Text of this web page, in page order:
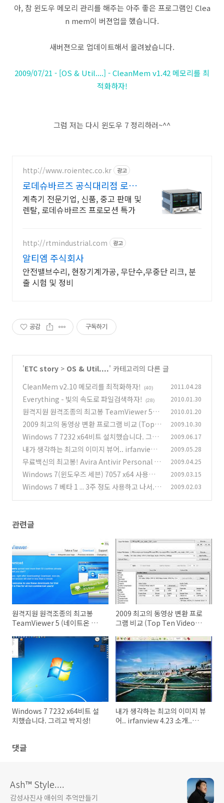
아, 참 윈도우 메모리 관리를 해주는 아주 좋은 프로그램인 Clea
n mem이 버젼업을 했습니다.
새버젼으로 업데이트해서 올려놨습니다.
2009/07/21 - [OS & Util....] - CleanMem v1.42 메모리를 최
적화하자!
그럼 저는 다시 윈도우 7 정리하러~^^
http://www.roientec.co.kr 광고
로데슈바르즈 공식대리점 로이
엔텍
계측기 전문기업, 신품, 중고 판매 및
렌탈, 로데슈바르즈 프로모션 특가
http://rtmindustrial.com 광고
알티엠 주식회사
안전밸브수리, 현장기계가공, 무단수,무중단 리크, 분
출 시험 및 정비
공감 구독하기
'ETC story > OS & Util....' 카테고리의 다른 글
CleanMem v2.10 메모리를 최적화하자!
(40) 2011.04.28
Everything - 빛의 속도로 파일검색하자! (28) 2010.01.30
원격지원 원격조종의 최고봉 TeamViewer 5
(네이트온 원격지원은 저리가라!) (26)
2010.01.20
2009 최고의 동영상 변환 프로그램 비교 (Top T
en Video Converter Comparision) (17)
2009.10.30
Windows 7 7232 x64비트 설치했습니다. 그리
고 박지성! (20)
2009.06.17
내가 생각하는 최고의 이미지 뷰어.. irfanview
4.23 소개..(faststone image viewer 등 기타
비교)
2009.05.28
무료백신의 최고봉! Avira Antivir Personal 9
- 광고창을 없애자! 광고제거 방법
(11)
2009.04.25
Windows 7(윈도우즈 세븐) 7057 x64 사용하고
있습니다.
(11)
2009.03.15
Windows 7 베타 1 ... 3주 정도 사용하고 나서.... 2009.02.03
관련글
원격지원 원격조종의 최고봉
TeamViewer 5 (네이트온 원
2009 최고의 동영상 변환 프로
그램 비교 (Top Ten Video
Windows 7 7232 x64비트 설
치했습니다. 그리고 박지성!
내가 생각하는 최고의 이미지 뷰
어.. irfanview 4.23 소개..
댓글
Ash™ Style....
감성사진사 애쉬의 추억만들기